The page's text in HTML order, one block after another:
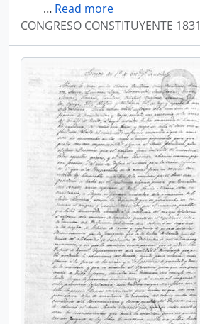
… Read more
CONGRESO CONSTITUYENTE 1831